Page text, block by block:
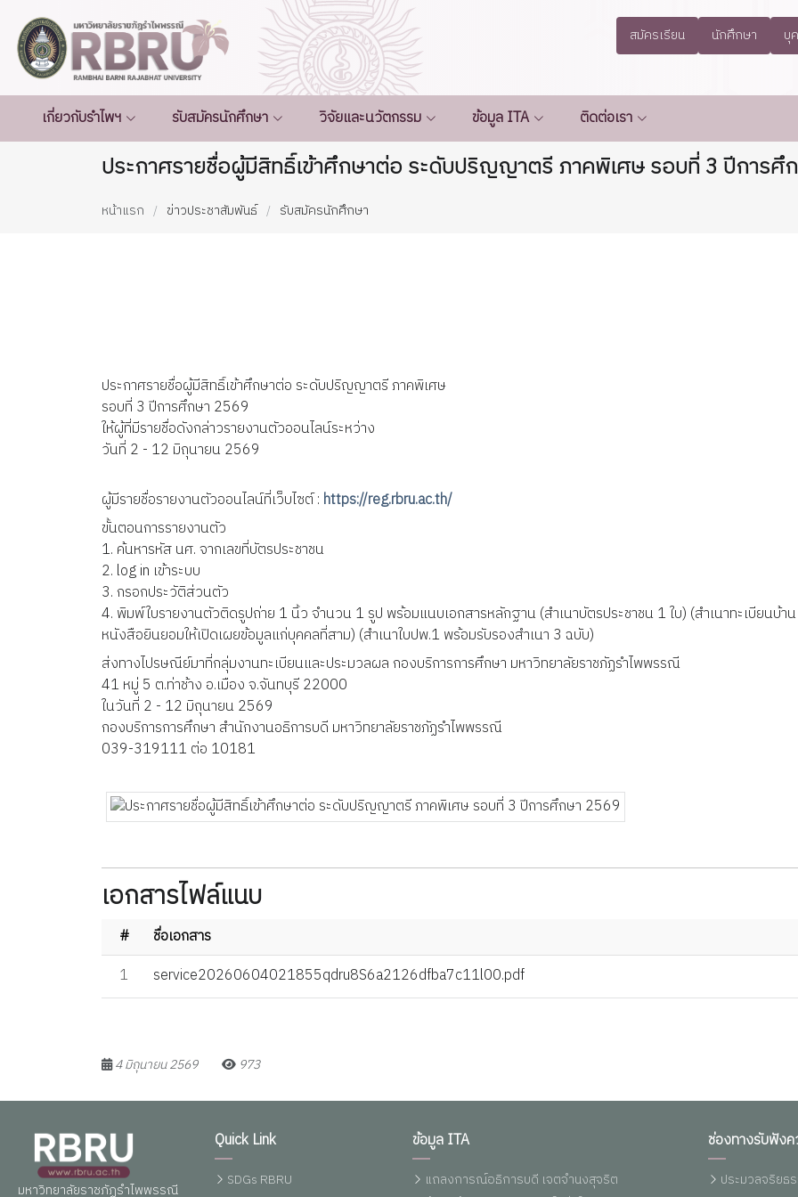
สมัครเรียน นักศึกษา บุ
เกี่ยวกับรำไพฯ รับสมัครนักศึกษา วิจัยและนวัตกรรม ข้อมูล ITA ติดต่อเรา
ประกาศรายชื่อผู้มีสิทธิ์เข้าศึกษาต่อ ระดับปริญญาตรี ภาคพิเศษ รอบที่ 3 ปีการศึ
หน้าแรก ข่าวประชาสัมพันธ์ รับสมัครนักศึกษา
ประกาศรายชื่อผู้มีสิทธิ์เข้าศึกษาต่อ ระดับปริญญาตรี ภาคพิเศษ
รอบที่ 3 ปีการศึกษา 2569
ให้ผู้ที่มีรายชื่อดังกล่าวรายงานตัวออนไลน์ระหว่าง
วันที่ 2 - 12 มิถุนายน 2569
ผู้มีรายชื่อรายงานตัวออนไลน์ที่เว็บไซต์ : https://reg.rbru.ac.th/
ขั้นตอนการรายงานตัว
1. ค้นหารหัส นศ. จากเลขที่บัตรประชาชน
2. log in เข้าระบบ
3. กรอกประวัติส่วนตัว
4. พิมพ์ใบรายงานตัวติดรูปถ่าย 1 นิ้ว จำนวน 1 รูป พร้อมแนบเอกสารหลักฐาน (สำเนาบัตรประชาชน 1 ใบ) (สำเนาทะเบียนบ้า
หนังสือยินยอมให้เปิดเผยข้อมูลแก่บุคคลที่สาม) (สำเนาใบปพ.1 พร้อมรับรองสำเนา 3 ฉบับ)
ส่งทางไปรษณีย์มาที่กลุ่มงานทะเบียนและประมวลผล กองบริการการศึกษา มหาวิทยาลัยราชภัฏรำไพพรรณี
41 หมู่ 5 ต.ท่าช้าง อ.เมือง จ.จันทบุรี 22000
ในวันที่ 2 - 12 มิถุนายน 2569
กองบริการการศึกษา สำนักงานอธิการบดี มหาวิทยาลัยราชภัฏรำไพพรรณี
039-319111 ต่อ 10181
เอกสารไฟล์แนบ
# ชื่อเอกสาร
1
service20260604021855qdru8S6a2126dfba7c11l00.pdf
4 มิถุนายน 2569 973
มหาวิทยาลัยราชภัฏรำไพพรรณี
Quick Link
SDGs RBRU
ข้อมูล ITA
แถลงการณ์อธิการบดี เจตจำนงสุจริต
ช่องทางรับฟัง
ประมวลจริยธ